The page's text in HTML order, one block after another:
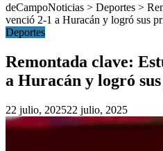
deCampoNoticias > Deportes >
venció 2-1 a Huracán y logró sus
Deportes
Remontada clave:
a Huracán y logró
22 julio, 202522 julio, 2025